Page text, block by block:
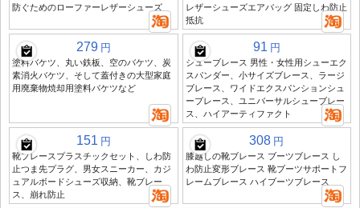
防ぐためのローファーレザーシューズ
レザーシューズエアバッグ 固定しわ防止
抵抗
279 円
塗料バケツ、丸い鉄板、空のバケツ、炭
素消火バケツ、そして蓋付きの大型家庭
用廃棄物焼却用塗料バケツなど
91 円
シューブレース 男性・女性用シューエク
スパンダー、小サイズブレース、ラージ
ブレース、ワイドエクスパンションシュ
ーブレース、ユニバーサルシューブレー
ス、ハイアーティファクト
151 円
靴ブレースプラスチックセット、しわ防
止つま先プラグ、男女スニーカー、カジ
ュアルボードシューズ収納、靴ブレー
ス、崩れ防止
308 円
膝越しの靴ブレース ブーツブレース し
わ防止変形ブレース 靴ブーツサポートフ
レームブレース ハイブーツブレース